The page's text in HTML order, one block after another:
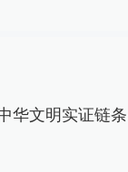
华文明实证链条